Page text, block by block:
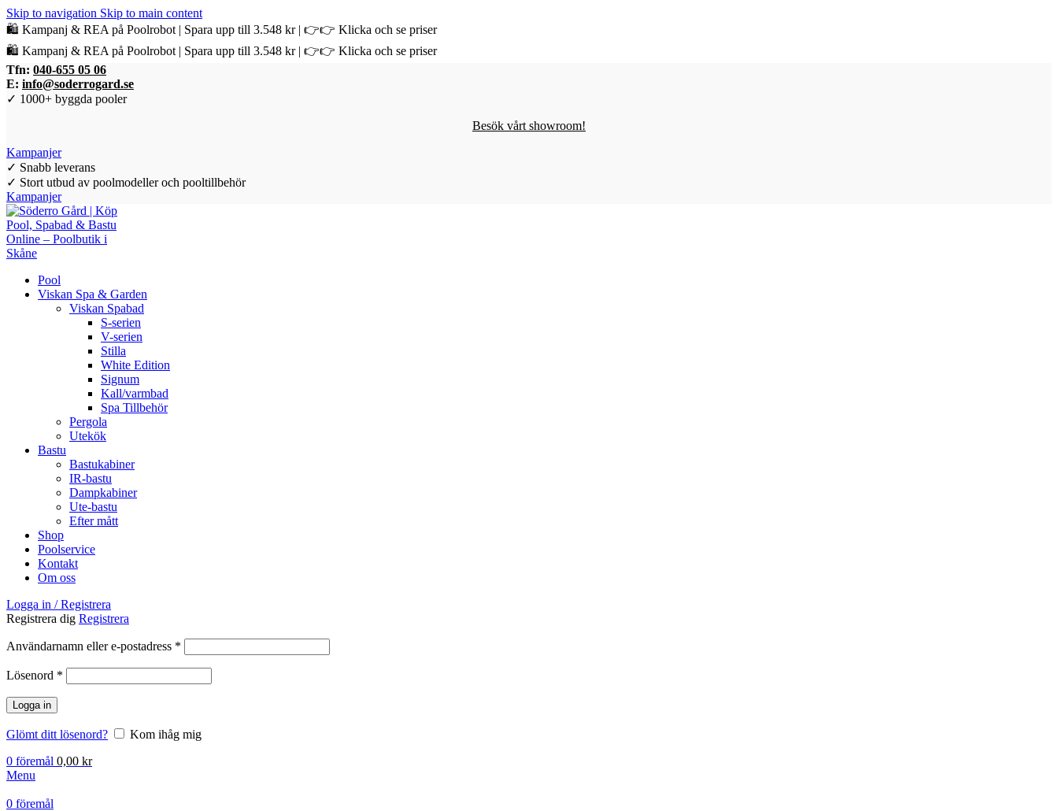
Skip to navigation Skip to main content
🛍️ Kampanj & REA på Poolrobot | Spara upp till 3.548 kr | 👉👉 Klicka och se priser
🛍️ Kampanj & REA på Poolrobot | Spara upp till 3.548 kr | 👉👉 Klicka och se priser
Tfn: 040-655 05 06
E: info@soderrogard.se
✓ 1000+ byggda pooler
Besök vårt showroom!
Kampanjer
✓ Snabb leverans
✓ Stort utbud av poolmodeller och pooltillbehör
Kampanjer
Pool
Viskan Spa & Garden
Viskan Spabad
S-serien
V-serien
Stilla
White Edition
Signum
Kall/varmbad
Spa Tillbehör
Pergola
Utekök
Bastu
Bastukabiner
IR-bastu
Dampkabiner
Ute-bastu
Efter mått
Shop
Poolservice
Kontakt
Om oss
Logga in / Registrera
Registrera dig Registrera
Användarnamn eller e-postadress *
Lösenord *
Logga in
Glömt ditt lösenord?
Kom ihåg mig
0 föremål 0,00 kr
Menu
0 föremål